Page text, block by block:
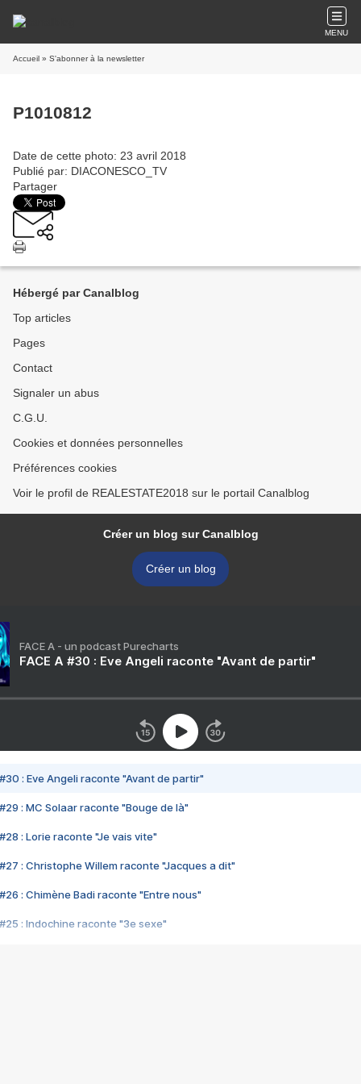
MENU
Accueil » S'abonner à la newsletter
P1010812
Date de cette photo: 23 avril 2018
Publié par: DIACONESCO_TV
Partager
Hébergé par Canalblog
Top articles
Pages
Contact
Signaler un abus
C.G.U.
Cookies et données personnelles
Préférences cookies
Voir le profil de REALESTATE2018 sur le portail Canalblog
Créer un blog sur Canalblog
Créer un blog
FACE A - un podcast Purecharts
FACE A #30 : Eve Angeli raconte "Avant de partir"
#30 : Eve Angeli raconte "Avant de partir"
#29 : MC Solaar raconte "Bouge de là"
#28 : Lorie raconte "Je vais vite"
#27 : Christophe Willem raconte "Jacques a dit"
#26 : Chimène Badi raconte "Entre nous"
#25 : Indochine raconte "3e sexe"